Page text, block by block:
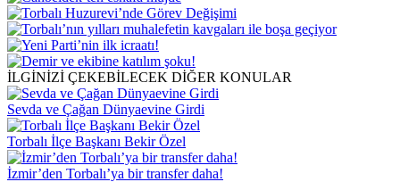
İLGİNİZİ ÇEKEBİLECEK DİĞER KONULAR
Sevda ve Çağan Dünyaevine Girdi
Torbalı İlçe Başkanı Bekir Özel
İzmir’den Torbalı’ya bir transfer daha!